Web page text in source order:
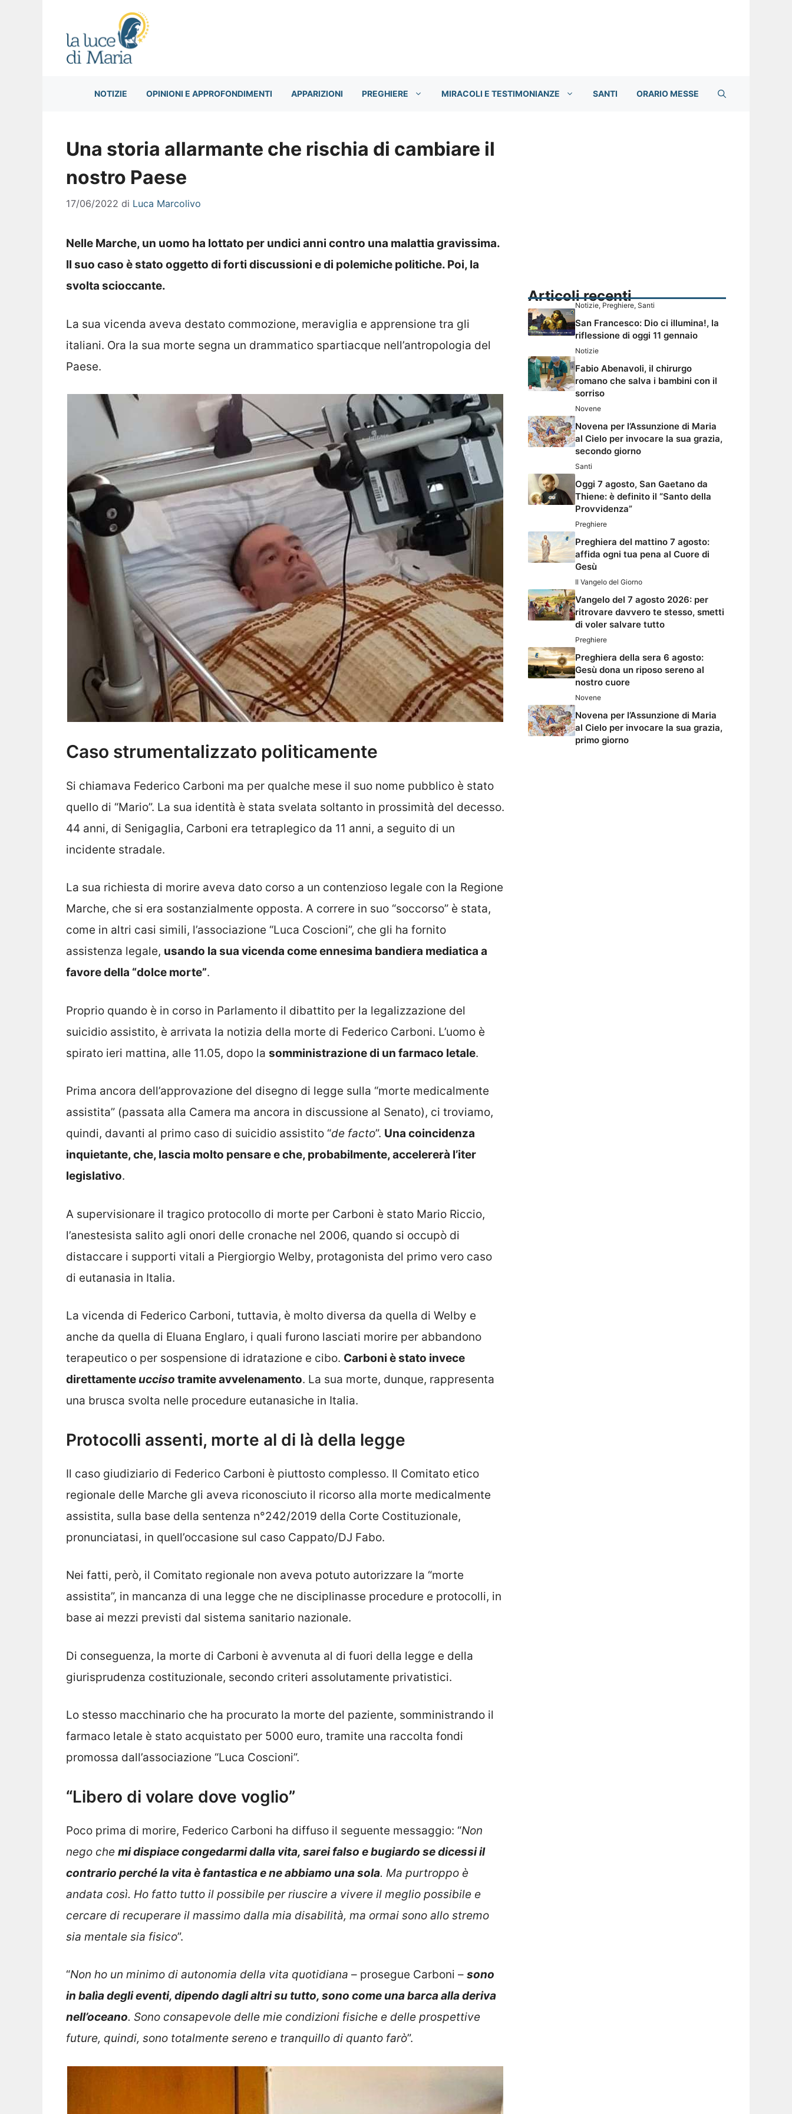
NOTIZIE OPINIONI E APPROFONDIMENTI APPARIZIONI PREGHIERE MIRACOLI E TESTIMONIANZE SANTI ORARIO MESSE
Una storia allarmante che rischia di cambiare il
nostro Paese
17/06/2022 di Luca Marcolivo
Nelle Marche, un uomo ha lottato per undici anni contro una malattia gravissima.
Il suo caso è stato oggetto di forti discussioni e di polemiche politiche. Poi, la
svolta scioccante.
La sua vicenda aveva destato commozione, meraviglia e apprensione tra gli
italiani. Ora la sua morte segna un drammatico spartiacque nell’antropologia del
Paese.
Caso strumentalizzato politicamente
Si chiamava Federico Carboni ma per qualche mese il suo nome pubblico è stato
quello di “Mario”. La sua identità è stata svelata soltanto in prossimità del decesso.
44 anni, di Senigaglia, Carboni era tetraplegico da 11 anni, a seguito di un
incidente stradale.
La sua richiesta di morire aveva dato corso a un contenzioso legale con la Regione
Marche, che si era sostanzialmente opposta. A correre in suo “soccorso” è stata,
come in altri casi simili, l’associazione “Luca Coscioni”, che gli ha fornito
assistenza legale, usando la sua vicenda come ennesima bandiera mediatica a
favore della “dolce morte”.
Proprio quando è in corso in Parlamento il dibattito per la legalizzazione del
suicidio assistito, è arrivata la notizia della morte di Federico Carboni. L’uomo è
spirato ieri mattina, alle 11.05, dopo la somministrazione di un farmaco letale.
Prima ancora dell’approvazione del disegno di legge sulla “morte medicalmente
assistita” (passata alla Camera ma ancora in discussione al Senato), ci troviamo,
quindi, davanti al primo caso di suicidio assistito “de facto”. Una coincidenza
inquietante, che, lascia molto pensare e che, probabilmente, accelererà l’iter
legislativo.
A supervisionare il tragico protocollo di morte per Carboni è stato Mario Riccio,
l’anestesista salito agli onori delle cronache nel 2006, quando si occupò di
distaccare i supporti vitali a Piergiorgio Welby, protagonista del primo vero caso
di eutanasia in Italia.
La vicenda di Federico Carboni, tuttavia, è molto diversa da quella di Welby e
anche da quella di Eluana Englaro, i quali furono lasciati morire per abbandono
terapeutico o per sospensione di idratazione e cibo. Carboni è stato invece
direttamenteucciso tramite avvelenamento. La sua morte, dunque, rappresenta
una brusca svolta nelle procedure eutanasiche in Italia.
Protocolli assenti, morte al di là della legge
Il caso giudiziario di Federico Carboni è piuttosto complesso. Il Comitato etico
regionale delle Marche gli aveva riconosciuto il ricorso alla morte medicalmente
assistita, sulla base della sentenza n°242/2019 della Corte Costituzionale,
pronunciatasi, in quell’occasione sul caso Cappato/DJ Fabo.
Nei fatti, però, il Comitato regionale non aveva potuto autorizzare la “morte
assistita”, in mancanza di una legge che ne disciplinasse procedure e protocolli, in
base ai mezzi previsti dal sistema sanitario nazionale.
Di conseguenza, la morte di Carboni è avvenuta al di fuori della legge e della
giurisprudenza costituzionale, secondo criteri assolutamente privatistici.
Lo stesso macchinario che ha procurato la morte del paziente, somministrando il
farmaco letale è stato acquistato per 5000 euro, tramite una raccolta fondi
promossa dall’associazione “Luca Coscioni”.
“Libero di volare dove voglio”
Poco prima di morire, Federico Carboni ha diffuso il seguente messaggio: “Non
nego che mi dispiace congedarmi dalla vita, sarei falso e bugiardo se dicessi il
contrario perché la vita è fantastica e ne abbiamo una sola. Ma purtroppo è
andata così. Ho fatto tutto il possibile per riuscire a vivere il meglio possibile e
cercare di recuperare il massimo dalla mia disabilità, ma ormai sono allo stremo
sia mentale sia fisico”.
“Non ho un minimo di autonomia della vita quotidiana – prosegue Carboni – sono
in balìa degli eventi, dipendo dagli altri su tutto, sono come una barca alla deriva
nell’oceano. Sono consapevole delle mie condizioni fisiche e delle prospettive
future, quindi, sono totalmente sereno e tranquillo di quanto farò”.
Articoli recenti
Notizie, Preghiere, Santi
San Francesco: Dio ci illumina!, la
riflessione di oggi 11 gennaio
Notizie
Fabio Abenavoli, il chirurgo
romano che salva i bambini con il
sorriso
Novene
Novena per l’Assunzione di Maria
al Cielo per invocare la sua grazia,
secondo giorno
Santi
Oggi 7 agosto, San Gaetano da
Thiene: è definito il “Santo della
Provvidenza”
Preghiere
Preghiera del mattino 7 agosto:
affida ogni tua pena al Cuore di
Gesù
Il Vangelo del Giorno
Vangelo del 7 agosto 2026: per
ritrovare davvero te stesso, smetti
di voler salvare tutto
Preghiere
Preghiera della sera 6 agosto:
Gesù dona un riposo sereno al
nostro cuore
Novene
Novena per l’Assunzione di Maria
al Cielo per invocare la sua grazia,
primo giorno